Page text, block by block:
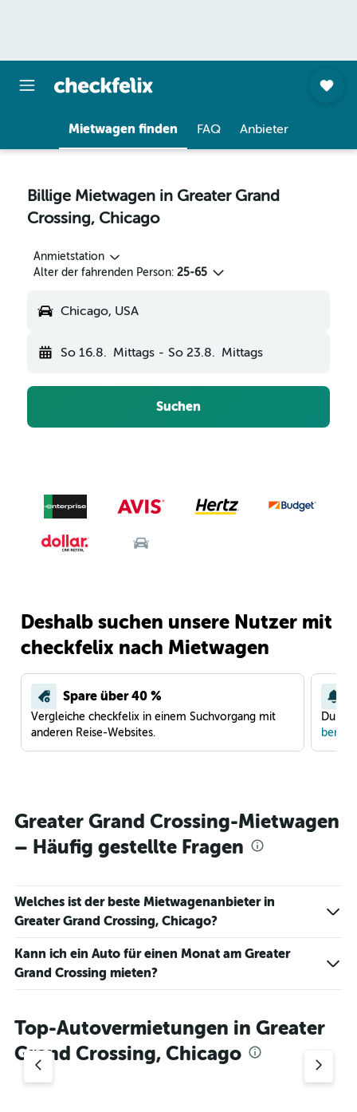
Mietwagen finden FAQ Anbieter
Billige Mietwagen in Greater Grand
Crossing, Chicago
Anmietstation
Alter der fahrenden Person: 25-65
Chicago, USA
So 16.8. Mittags - So 23.8. Mittags
Suchen
Deshalb suchen unsere Nutzer mit
checkfelix nach Mietwagen
Spare über 40 %
Vergleiche checkfelix in einem Suchvorgang mit
anderen Reise-Websites.
Du
Greater Grand Crossing-Mietwagen
– Häufig gestellte Fragen
Welches ist der beste Mietwagenanbieter in
Greater Grand Crossing, Chicago?
Kann ich ein Auto für einen Monat am Greater
Grand Crossing mieten?
Top-Autovermietungen in Greater
Grand Crossing, Chicago